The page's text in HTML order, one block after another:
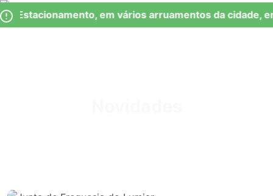
Observação:
este
Skip
to
Estacionamento, em vários arruamentos da cidade,